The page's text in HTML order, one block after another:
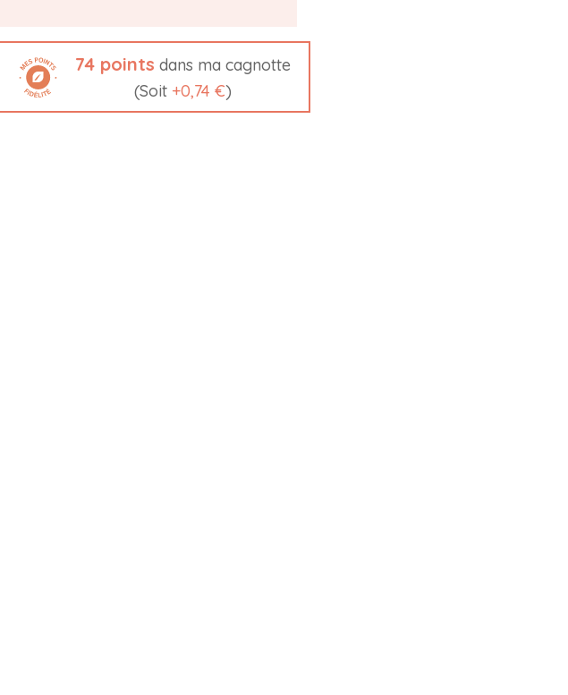
74 points dans ma cagnotte
(Soit +0,74 €)